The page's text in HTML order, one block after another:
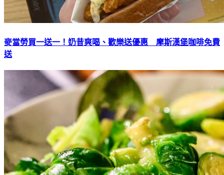
麥當勞買一送一！奶昔爽喝、歡樂送優惠 摩斯漢堡咖啡免費
送